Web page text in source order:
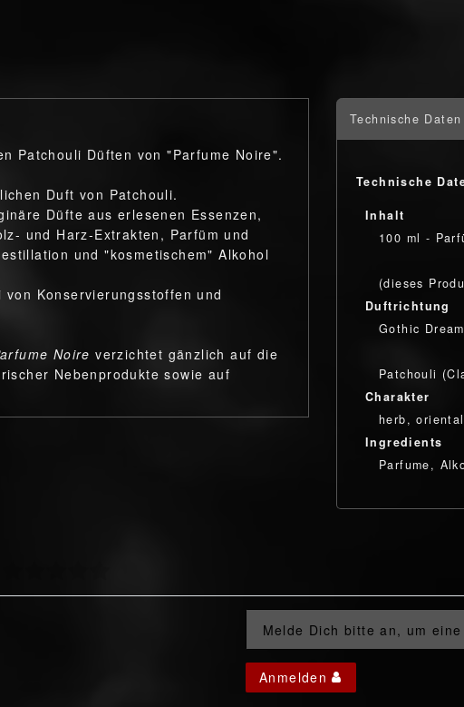
Patchouli Düften von "Parfume Noire".
Duft von Patchouli.
Düfte aus erlesenen Essenzen,
und Harz-Extrakten, Parfüm und
und "kosmetischem" Alkohol
von Konservierungsstoffen und
Noire verzichtet gänzlich auf die
Nebenprodukte sowie auf
Technische Daten
Technische
Inhalt
100 ml -
(dieses
Duftrichtung
Gothic
Patchouli
Charakter
herb,
Ingredients
Parfume,
Melde Dich bitte an, um
Anmelden